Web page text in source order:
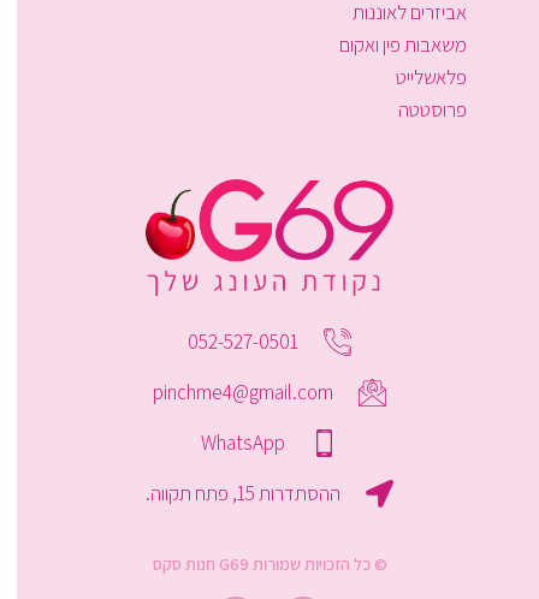
אביזרים לאוננות
משאבות פין ואקום
פלאשלייט
פרוסטטה
052-527-0501
pinchme4@gmail.com
WhatsApp
ההסתדרות 15, פתח תקווה.
© כל הזכויות שמורות G69 חנות סקס